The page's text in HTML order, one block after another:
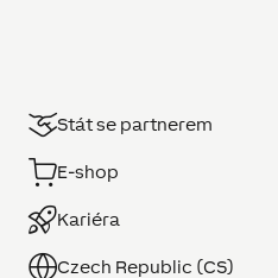
Stát se partnerem
E-shop
Kariéra
Czech Republic (CS)